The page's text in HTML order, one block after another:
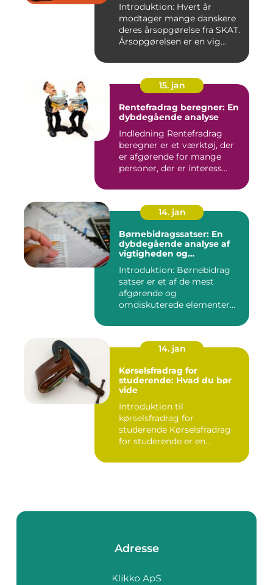
Introduktion: Hvert år
modtager mange danskere
deres årsopgørelse fra SKAT.
Årsopgørelsen er en vig...
15. jan
Rentefradrag beregner: En
dybdegående analyse
Indledning Rentefradrag
beregner er et værktøj, der
er afgørende for mange
personer, der er interess...
14. jan
Børnebidragssatser: En
dybdegående analyse af
vigtigheden og
Introduktion: Børnebidrag
satser er et af de mest
afgørende og
omdiskuterede elementer
14. jan
Kørselsfradrag for
studerende: Hvad du bør
vide
Introduktion til
kørselsfradrag for
studerende Kørselsfradrag
for studerende er en
Adresse